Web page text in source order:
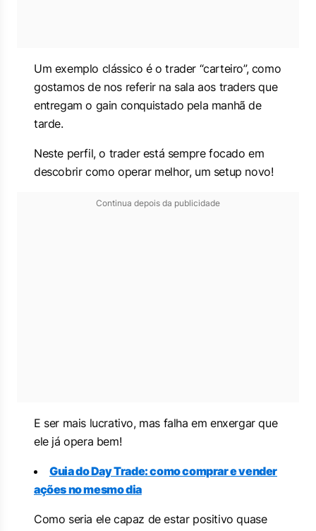
Um exemplo clássico é o trader “carteiro”, como
gostamos de nos referir na sala aos traders que
entregam o gain conquistado pela manhã de
tarde.
Neste perfil, o trader está sempre focado em
descobrir como operar melhor, um setup novo!
Continua depois da publicidade
E ser mais lucrativo, mas falha em enxergar que
ele já opera bem!
Guia do Day Trade: como comprar e vender
ações no mesmo dia
Como seria ele capaz de estar positivo quase